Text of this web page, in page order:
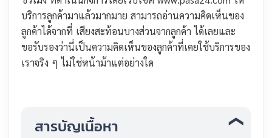
บริการลูกค้ามาแล้วมากมาย สามารถอ่านความคิดเห็นของ
ลูกค้าได้จากที่ เสียงสะท้อนบางส่วนจากลูกค้า ได้เลยและ
ขอรับรองว่านี่เป็นความคิดเห็นของลูกค้าที่เคยใช้บริการของ
เราจริง ๆ ไม่ใช่หน้าม้าแต่อย่างใด
สารบัญเนื้อหา